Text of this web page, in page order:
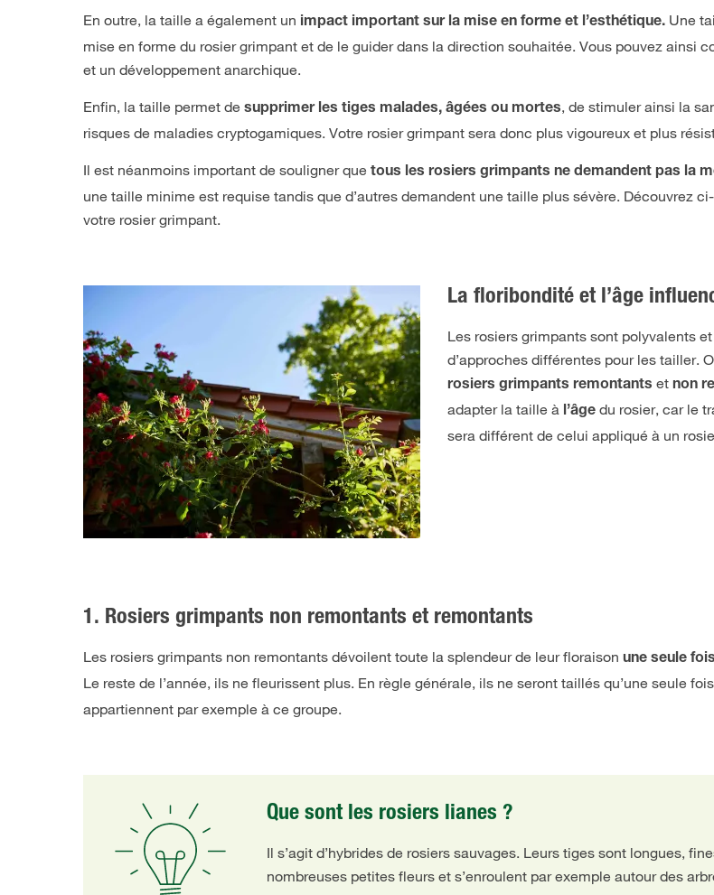
En outre, la taille a également un impact important sur la mise en forme et l’esthétique. Une
mise en forme du rosier grimpant et de le guider dans la direction souhaitée. Vous pouvez ainsi
et un développement anarchique.
Enfin, la taille permet de supprimer les tiges malades, âgées ou mortes, de stimuler ainsi la
risques de maladies cryptogamiques. Votre rosier grimpant sera donc plus vigoureux et plus
Il est néanmoins important de souligner que tous les rosiers grimpants ne demandent pas la
une taille minime est requise tandis que d’autres demandent une taille plus sévère. Découvrez
votre rosier grimpant.
La floribondité et l’âge
Les rosiers grimpants sont polyvalents
d’approches différentes pour les tailler.
rosiers grimpants remontants et non
adapter la taille à l’âge du rosier, car le
sera différent de celui appliqué à un
1. Rosiers grimpants non remontants et remontants
Les rosiers grimpants non remontants dévoilent toute la splendeur de leur floraison une seule
Le reste de l’année, ils ne fleurissent plus. En règle générale, ils ne seront taillés qu’une seule
appartiennent par exemple à ce groupe.
Que sont les rosiers lianes ?
Il s’agit d’hybrides de rosiers sauvages. Leurs tiges sont longues,
nombreuses petites fleurs et s’enroulent par exemple autour des